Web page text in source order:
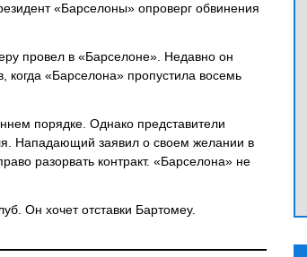
«Барселоны» опроверг обвинения
провел в «Барселоне». Недавно он
когда «Барселона» пропустила восемь
порядке. Однако представители
Нападающий заявил о своем желании в
разорвать контракт. «Барселона» не
Он хочет отставки Бартомеу.